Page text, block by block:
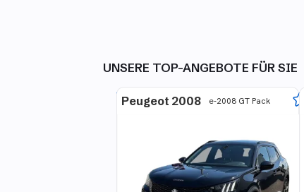
UNSERE TOP-ANGEBOTE FÜR SIE
Peugeot 2008 e-2008 GT Pack